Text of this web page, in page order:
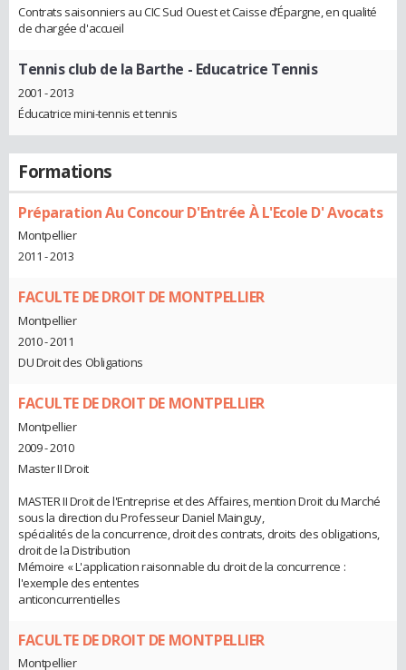
Contrats saisonniers au CIC Sud Ouest et Caisse d’Épargne, en qualité
de chargée d'accueil
Tennis club de la Barthe - Educatrice Tennis
2001 - 2013
Éducatrice mini-tennis et tennis
Formations
Préparation Au Concour D'Entrée À L'Ecole D' Avocats
Montpellier
2011 - 2013
FACULTE DE DROIT DE MONTPELLIER
Montpellier
2010 - 2011
DU Droit des Obligations
FACULTE DE DROIT DE MONTPELLIER
Montpellier
2009 - 2010
Master II Droit
MASTER II Droit de l'Entreprise et des Affaires, mention Droit du Marché
sous la direction du Professeur Daniel Mainguy,
spécialités de la concurrence, droit des contrats, droits des obligations,
droit de la Distribution
Mémoire « L'application raisonnable du droit de la concurrence :
l'exemple des ententes
anticoncurrentielles
FACULTE DE DROIT DE MONTPELLIER
Montpellier